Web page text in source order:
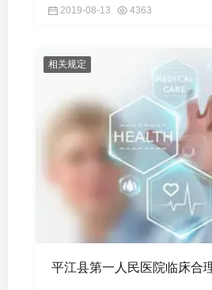
2019-08-13 4363
相关规定
平江县第一人民医院临床合